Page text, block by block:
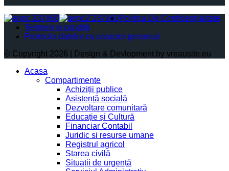
Politica De Confidențialitate
Termeni și condiții
Protectia datelor cu caracter personal
© Copyright 2026 | Design & Devlopment by vreausite.eu
Acasa
Compartimente
Achiziții publice
Asistență socială
Dezvoltare comunitară
Educație și Cultură
Financiar Contabil
Juridic si resurse umane
Registrul agricol
Starea civilă
Situații de urgență